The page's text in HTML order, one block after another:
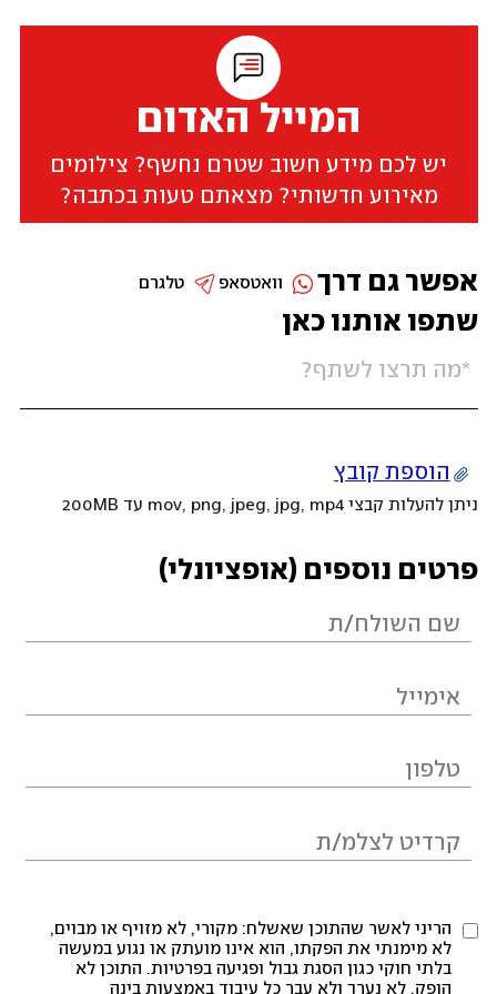
המייל האדום
יש לכם מידע חשוב שטרם נחשף? צילומים
מאירוע חדשותי? מצאתם טעות בכתבה?
שתפו אותנו כאן
הוספת קובץ
ניתן להעלות קבצי mov, png, jpeg, jpg, mp4 עד 200MB
פרטים נוספים (אופציונלי)
הריני לאשר שהתוכן שאשלח: מקורי, לא מזויף או מבוים,
לא מימנתי את הפקתו, הוא אינו מועתק או נגוע במעשה
בלתי חוקי כגון הסגת גבול ופגיעה בפרטיות. התוכן לא
הופק, לא נערך ולא עבר כל עיבוד באמצעות בינה
אפשר גם דרך טלגרם וואטסאפ